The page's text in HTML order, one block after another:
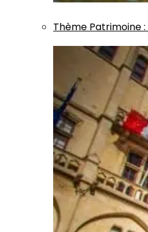
Thème Patrimoine: